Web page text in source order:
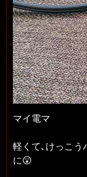
マイ電マ
軽くて､けっこう
に😲